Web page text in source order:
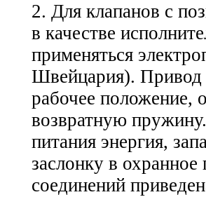
2. Для клапанов с
в качестве
применяться
Швейцария). Привод
рабочее положение,
возвратную
питания энергия,
заслонку в
соединений